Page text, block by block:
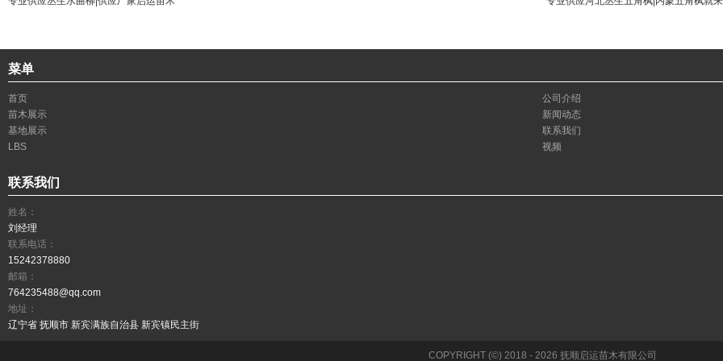
菜单
首页
公司介绍
苗木展示
新闻动态
基地展示
联系我们
LBS
视频
联系我们
姓名：
刘经理
联系电话：
15242378880
邮箱：
764235488@qq.com
地址：
辽宁省 抚顺市 新宾满族自治县 新宾镇民主街
COPYRIGHT (©) 2018 - 2026 抚顺启运苗木有限公司